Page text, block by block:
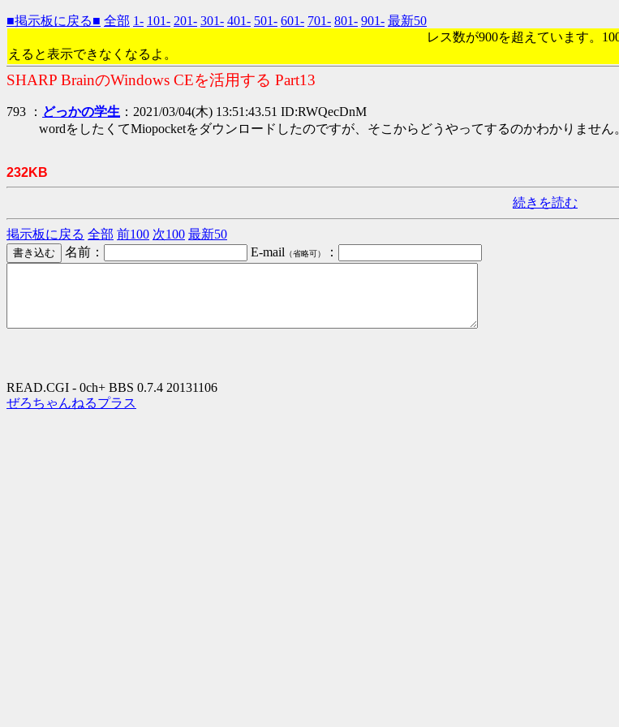
■掲示板に戻る■ 全部 1- 101- 201- 301- 401- 501- 601- 701- 801- 901- 最新50
レス数が900を超えています。
えると表示できなくなるよ。
SHARP BrainのWindows CEを活用する Part13
793 ： どっかの学生 ：2021/03/04(木) 13:51:43.51 ID:RWQecDnM
wordをしたくてMiopocketをダウンロードしたのですが、そこからどうやってするのかわかりません
232KB
続きを読む
掲示板に戻る 全部 前100 次100 最新50
名前：
E-mail （省略可） ：
READ.CGI - 0ch+ BBS 0.7.4 20131106
ぜろちゃんねるプラス